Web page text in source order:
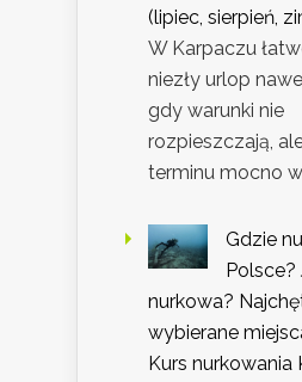
(lipiec, sierpień,
W Karpaczu
niezły urlop
gdy warunki nie
rozpieszczają,
terminu mocno
Gdzie
nurkowa?
wybierane
Kurs nurkowania